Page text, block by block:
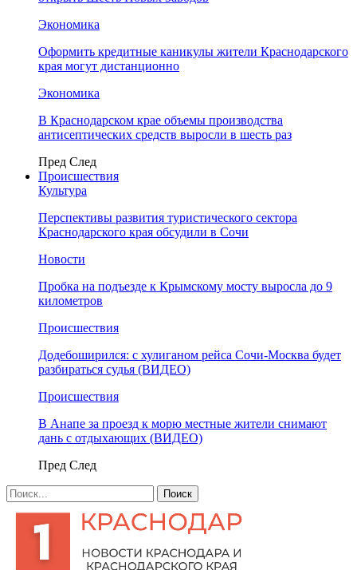
Экономика
Оформить кредитные каникулы жители Краснодарского
края могут дистанционно
Экономика
В Краснодарском крае объемы производства
антисептических средств выросли в шесть раз
Пред След
Происшествия
Культура
Перспективы развития туристического сектора
Краснодарского края обсудили в Сочи
Новости
Пробка на подъезде к Крымскому мосту выросла до 9
километров
Происшествия
Додебоширился: с хулиганом рейса Сочи-Москва будет
разбираться судья (ВИДЕО)
Происшествия
В Анапе за проезд к морю местные жители снимают
дань с отдыхающих (ВИДЕО)
Пред След